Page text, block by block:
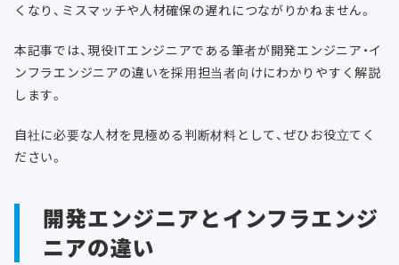
くなり、ミスマッチや人材確保の遅れにつながりかねません。
本記事では、現役ITエンジニアである筆者が開発エンジニア・イ
ンフラエンジニアの違いを採用担当者向けにわかりやすく解説
します。
自社に必要な人材を見極める判断材料として、ぜひお役立てく
ださい。
開発エンジニアとインフラエンジ
ニアの違い